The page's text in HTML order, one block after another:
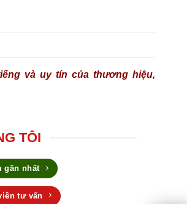
và uy tín của thương hiệu,
TÔI
gần nhất
tư vấn